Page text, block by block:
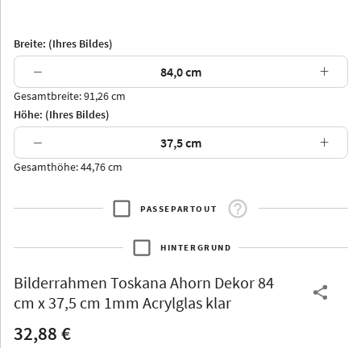
Arran Luzern
Thurgau
Breite: (Ihres Bildes)
− +
Gesamtbreite: 91,26 cm
Höhe: (Ihres Bildes)
− +
Gesamthöhe: 44,76 cm
PASSEPARTOUT
HINTERGRUND
Bilderrahmen Toskana Ahorn Dekor 84
cm x 37,5 cm 1mm Acrylglas klar
32,88 €